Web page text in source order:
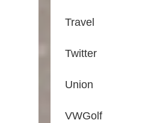
Travel
Twitter
Union
VWGolf